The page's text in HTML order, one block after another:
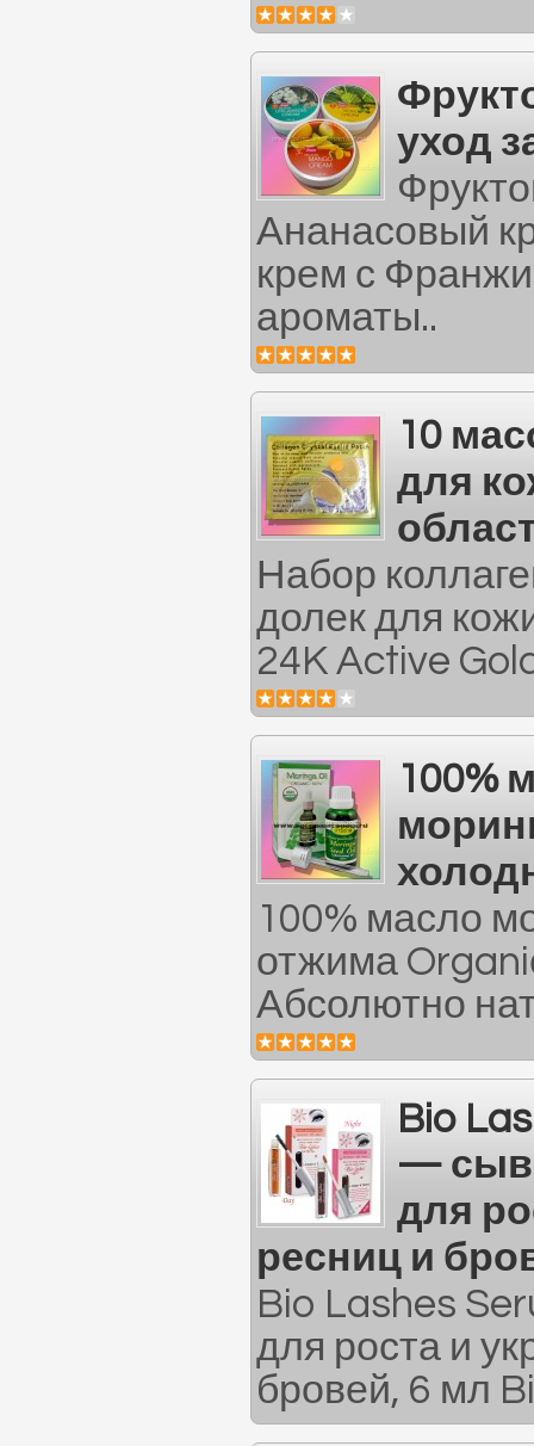
уход
Ананасовый
крем с
ароматы..
10
для
Набор
долек для
24K Active
100%
100% масло
отжима
Абсолютно
Bio
—
для
ресниц и
Bio Lashes
для роста и
бровей, 6 мл